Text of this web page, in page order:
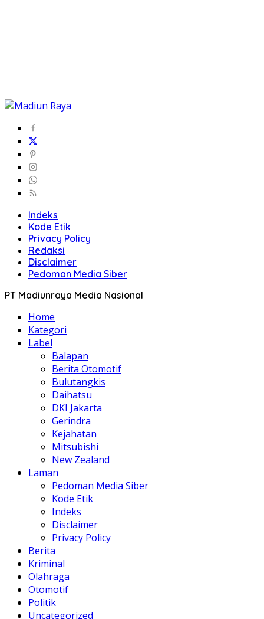
Indeks
Kode Etik
Privacy Policy
Redaksi
Disclaimer
Pedoman Media Siber
PT Madiunraya Media Nasional
Home
Kategori
Label
Balapan
Berita Otomotif
Bulutangkis
Daihatsu
DKI Jakarta
Gerindra
Kejahatan
Mitsubishi
New Zealand
Laman
Pedoman Media Siber
Kode Etik
Indeks
Disclaimer
Privacy Policy
Berita
Kriminal
Olahraga
Otomotif
Politik
Uncategorized